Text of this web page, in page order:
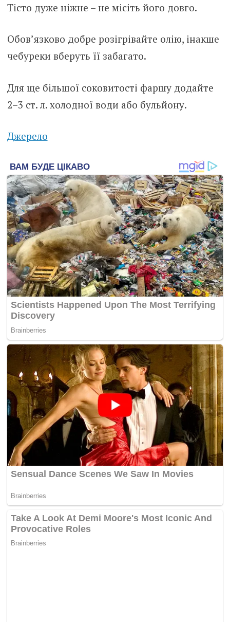
Тісто дуже ніжне – не місіть його довго.
Обов’язково добре розігрівайте олію, інакше
чебуреки вберуть її забагато.
Для ще більшої соковитості фаршу додайте
2–3 ст. л. холодної води або бульйону.
Джерело